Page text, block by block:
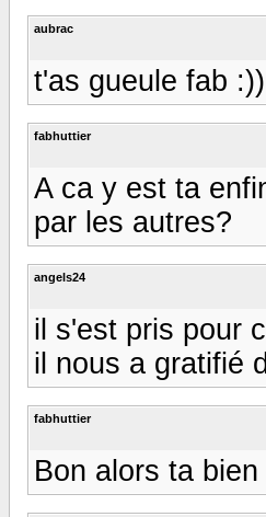
aubrac
t'as gueule fab
fabhuttier
A ca y est ta
par les autres?
angels24
il s'est pris pour
il nous a gratifié
fabhuttier
Bon alors ta